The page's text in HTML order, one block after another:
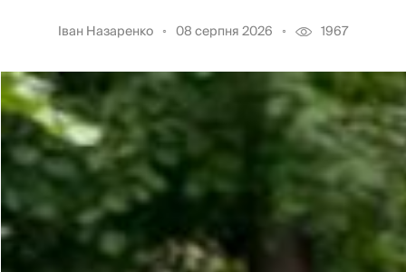
Іван Назаренко 08 серпня 2026 1967